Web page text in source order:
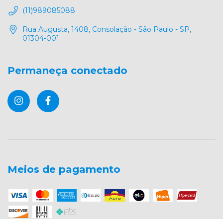
(11)989085088
Rua Augusta, 1408, Consolação - São Paulo - SP,
01304-001
Permaneça conectado
Meios de pagamento